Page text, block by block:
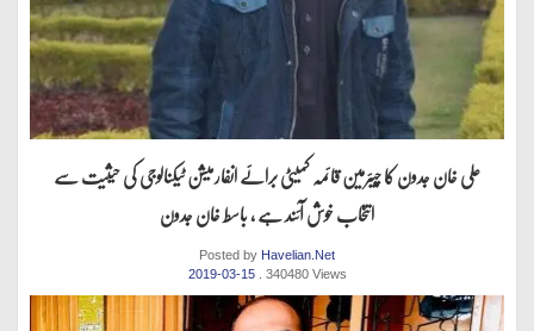
علی خان جدون کا چیئرمین قائمہ کمیٹی برائے انفارمیشن ٹیکنالوجی کی حیثیت سے
انتخاب خوش آئند ہے ، باسط خان جدون
Posted by Havelian.Net
2019-03-15 . 340480 Views